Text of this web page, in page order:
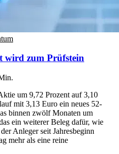
wird zum Prüfstein
um 9,72 Prozent auf 3,10
mit 3,13 Euro ein neues 52-
binnen zwölf Monaten um
ein weiterer Beleg dafür, wie
Anleger seit Jahresbeginn
mehr als eine reine